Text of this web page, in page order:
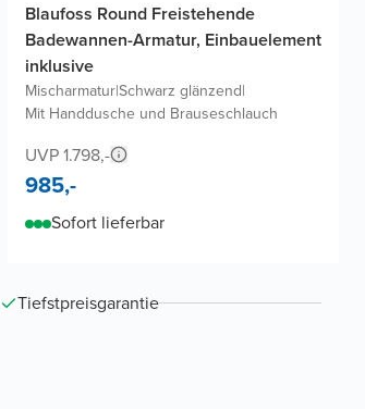
Blaufoss Round Freistehende
Badewannen-Armatur, Einbauelement
inklusive
Mischarmatur|Schwarz glänzend|
Mit Handdusche und Brauseschlauch
UVP 1.798,-
985,-
Sofort lieferbar
Tiefstpreisgarantie